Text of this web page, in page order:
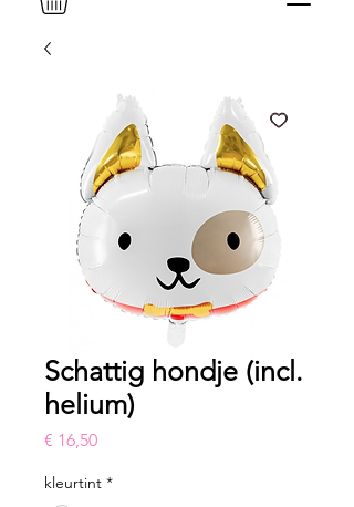
Schattig hondje (incl.
helium)
€ 16,50Prijs
kleurtint *